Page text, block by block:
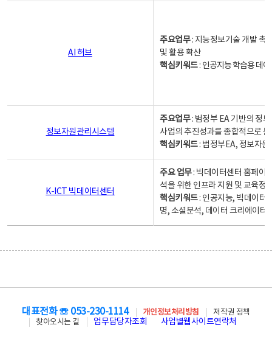
AI 허브
주요업무: 지능정보기술 개발 촉
및 활용 확산
핵심키워드: 인공지능 학습용 데
정보자원관리시스템
주요업무: 범정부 EA 기반의 정
사업의 추진성과를 종합적으로
핵심키워드: 범정부EA, 정보자
K-ICT 빅데이터센터
주요 업무: 빅데이터센터 홈페이
석을 위한 인프라 지원 및 교육정
핵심키워드: 인공지능, 빅데이터,
명, 소셜분석, 데이터 크리에이터
대표전화 ☏ 053-230-1114 개인정보처리방침
저작권 정책
찾아오시는 길
업무담당자조회 사업별웹사이트연락처